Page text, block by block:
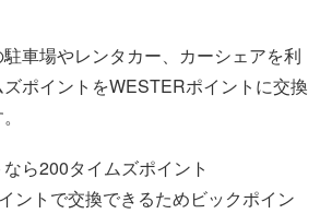
車場やレンタカー、カーシェアを利
ポイントをWESTERポイントに交換
ら200タイムズポイント
ントで交換できるためビックポイン